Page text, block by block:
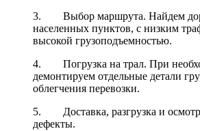
3. Выбор маршрута. Найдем
населенных пунктов, с низким
высокой грузоподъемностью.
4. Погрузка на трал. При
демонтируем отдельные детали
облегчения перевозки.
5. Доставка, разгрузка и осмотр
дефекты.